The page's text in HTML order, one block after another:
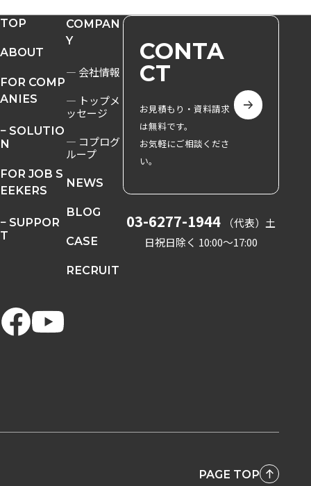
TOP
ABOUT
FOR COMP
ANIES
− SOLUTIO
N
FOR JOB S
EEKERS
− SUPPOR
T
COMPAN
Y
― 会社情報
― トップメ
ッセージ
― コプログ
ループ
NEWS
BLOG
CASE
RECRUIT
CONTA
CT
お見積もり・資料請求
は無料です。
お気軽にご相談くださ
い。
03-6277-1944 （代表） 土
日祝日除く 10:00〜17:00
PAGE TOP